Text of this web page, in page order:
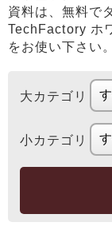
資料は、無料で
TechFactory ホ
をお使い下さい。
大カテゴリ
小カテゴリ